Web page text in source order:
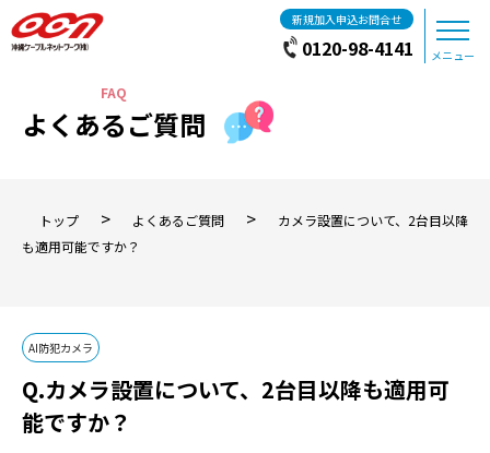
新規加入申込お問合せ
0120-98-4141 メニュー
よくあるご質問
トップ > よくあるご質問 >
カメラ設置について、2台目以降
も適用可能ですか？
AI防犯カメラ
カメラ設置について、2台目以降も適用可
能ですか？